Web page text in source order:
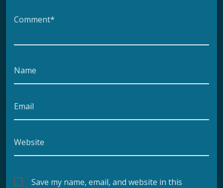
Comment*
Name
Email
Website
Save my name, email, and website in this